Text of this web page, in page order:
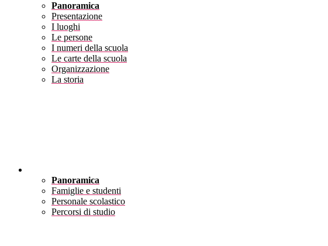
Panoramica
Presentazione
I luoghi
Le persone
I numeri della scuola
Le carte della scuola
Organizzazione
La storia
Panoramica
Famiglie e studenti
Personale scolastico
Percorsi di studio